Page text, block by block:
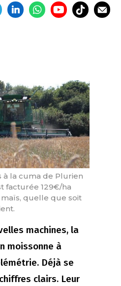
à la cuma de Plurien
facturée 129€/ha
maïs, quelle que soit
machines, la
moissonne à
Déjà se
clairs. Leur